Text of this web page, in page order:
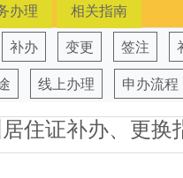
办理 相关指南
补办 变更 签注
线上办理 申办流程
住证补办、更换